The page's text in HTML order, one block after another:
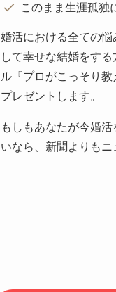
このまま生涯孤独
婚活における全ての
して幸せな結婚をす
ル『プロがこっそり
プレゼントします。
もしもあなたが今婚
いなら、新聞よりもニ